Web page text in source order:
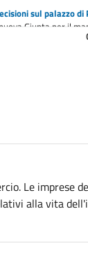
sul palazzo di
Giunta per il
economici A
Le imprese
alla vita